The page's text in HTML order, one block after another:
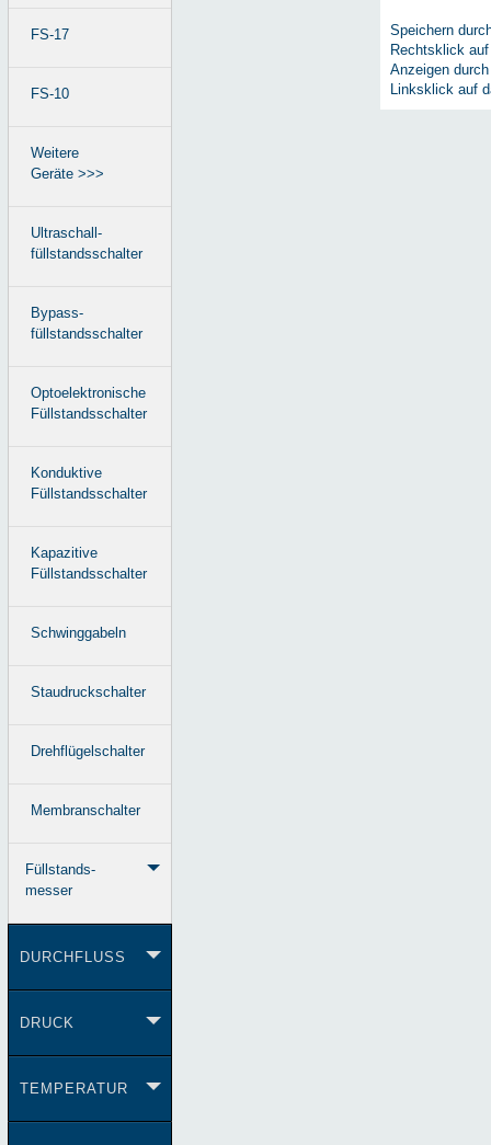
Speichern
Rechtsklick
Anzeigen durch
Linksklick auf
FS-17
FS-10
Weitere
Geräte >>>
Ultraschall-
füllstandsschalter
Bypass-
füllstandsschalter
Optoelektronische
Füllstandsschalter
Konduktive
Füllstandsschalter
Kapazitive
Füllstandsschalter
Schwinggabeln
Staudruckschalter
Drehflügelschalter
Membranschalter
Füllstands-
messer
DURCHFLUSS
DRUCK
TEMPERATUR